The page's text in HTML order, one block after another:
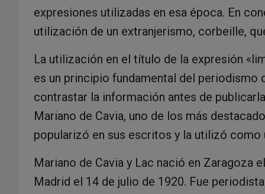
expresiones utilizadas en esa época. En
utilización de un extranjerismo, corbeille,
La utilización en el título de la expresión
es un principio fundamental del periodismo
contrastar la información antes de
Mariano de Cavia, uno de los más
popularizó en sus escritos y la utilizó como
Mariano de Cavia y Lac nació en Zaragoza
Madrid el 14 de julio de 1920. Fue